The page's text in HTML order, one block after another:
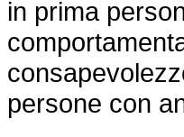
in prima
persone con